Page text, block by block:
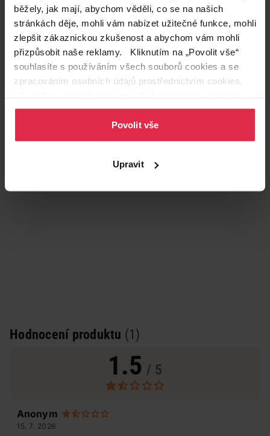
běžely, jak mají, abychom věděli, co se na našich
stránkách děje, mohli vám nabízet užitečné funkce, mohli
zlepšit zákaznickou zkušenost a abychom vám mohli
přizpůsobit naše reklamy. Kliknutím na „Povolit vše“
souhlasíte s používáním všech souborů cookies a se
zpracováním osobních údajů prostřednictvím cookies.
osobních údajů.
Povolit vše
Upravit
Hodnocení produktu (1)
1.5 / 5
Anonym
15. 7. 2026